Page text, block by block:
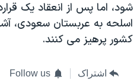
اسلحه به عربستان سعودی،
کشور پرهيز می کنند.
اشتراک Follow us